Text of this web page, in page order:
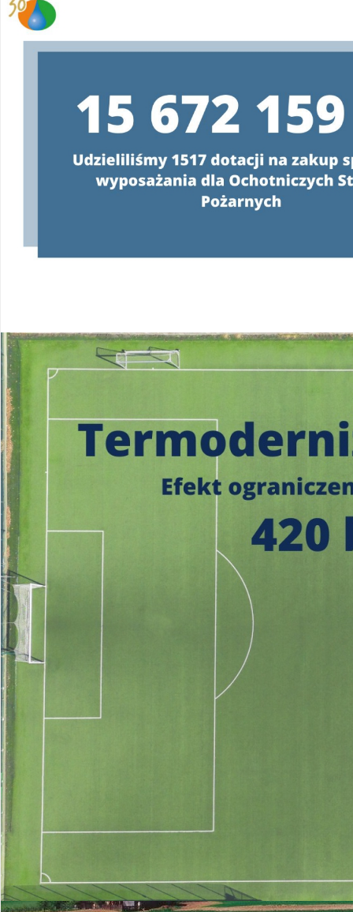
Konsultanci obsługujący infolinię,
o programie oraz wyjaśniać
od poniedziałku do
w godzinachod 8:00 do
22 340 40 80
https://